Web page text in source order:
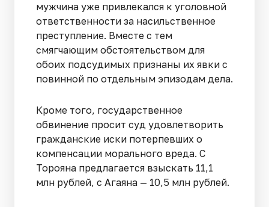
мужчина уже привлекался к уголовной
ответственности за насильственное
преступление. Вместе с тем
смягчающим обстоятельством для
обоих подсудимых признаны их явки с
повинной по отдельным эпизодам дела.
Кроме того, государственное
обвинение просит суд удовлетворить
гражданские иски потерпевших о
компенсации морального вреда. С
Торояна предлагается взыскать 11,1
млн рублей, с Агаяна — 10,5 млн рублей.